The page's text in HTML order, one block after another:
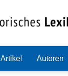
Artikel Autoren